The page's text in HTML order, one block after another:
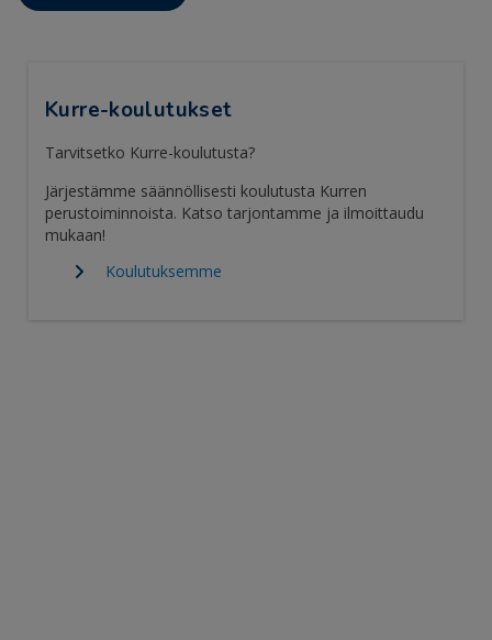
Kurre-koulutukset
Tarvitsetko Kurre-koulutusta?
Järjestämme säännöllisesti koulutusta Kurren
perustoiminnoista. Katso tarjontamme ja ilmoittaudu
mukaan!
Koulutuksemme